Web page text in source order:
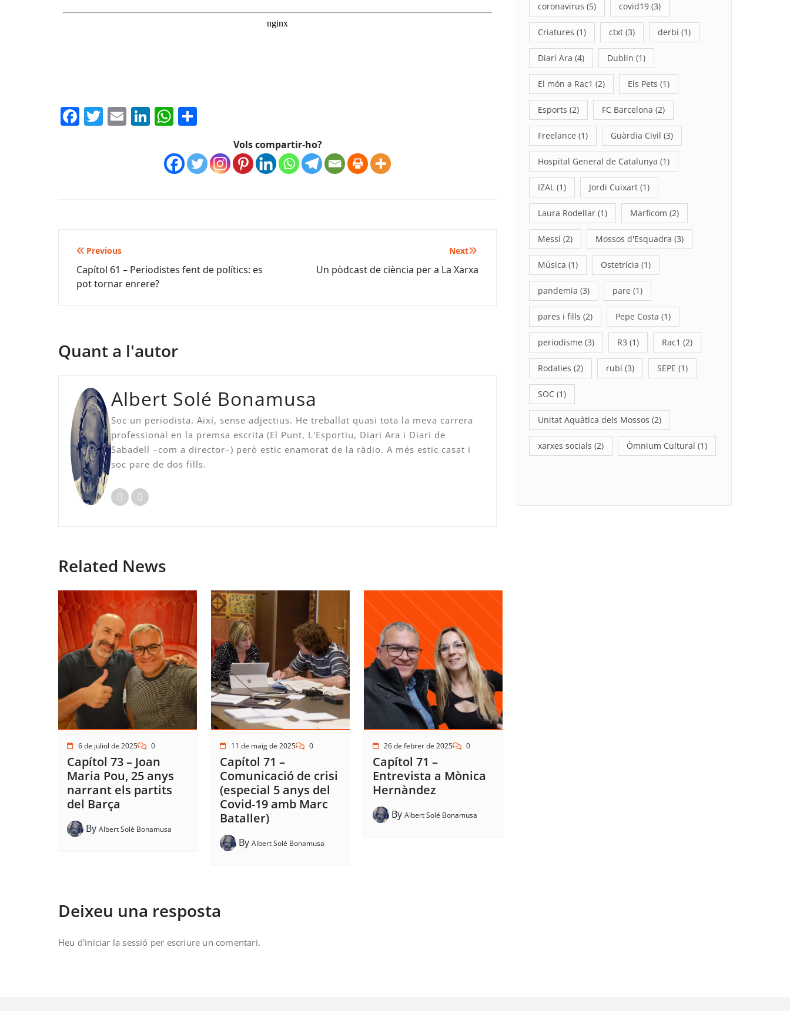
Facebook
Twitter
EmailLinkedIn
WhatsApp
Vols compartir-ho?
Navegació
d'entrades
Previous
Capítol 61 – Periodistes fent de polítics: es
pot tornar enrere?
Next
Un pòdcast de ciència per a La Xarxa
Quant a l'autor
Albert Solé Bonamusa
Soc un periodista. Així, sense adjectius. He treballat quasi tota la meva carrera
professional en la premsa escrita (El Punt, L'Esportiu, Diari Ara i Diari de
Sabadell –com a director–) però estic enamorat de la ràdio. A més estic casat i
soc pare de dos fills.
Related News
6 de juliol de 2025 0
Capítol 73 – Joan
Maria Pou, 25 anys
narrant els partits
del Barça
By Albert Solé Bonamusa
11 de maig de 2025 0
Capítol 71 –
Comunicació de crisi
(especial 5 anys del
Covid-19 amb Marc
Bataller)
By Albert Solé Bonamusa
26 de febrer de 2025 0
Capítol 71 –
Entrevista a Mònica
Hernàndez
By Albert Solé Bonamusa
Deixeu una resposta
Heu d'iniciar la sessió per escriure un comentari.
coronavirus (5) covid19 (3)
Criatures (1) ctxt (3) derbi (1)
Diari Ara (4) Dublin (1)
El món a Rac1 (2) Els Pets (1)
Esports (2) FC Barcelona (2)
Freelance (1) Guàrdia Civil (3)
Hospital General de Catalunya (1)
IZAL (1) Jordi Cuixart (1)
Laura Rodellar (1) Marficom (2)
Messi (2) Mossos d'Esquadra (3)
Música (1) Ostetrícia (1)
pandemia (3) pare (1)
pares i fills (2) Pepe Costa (1)
periodisme (3) R3 (1) Rac1 (2)
Rodalies (2) rubí (3) SEPE (1)
SOC (1)
Unitat Aquàtica dels Mossos (2)
xarxes socials (2) Òmnium Cultural (1)